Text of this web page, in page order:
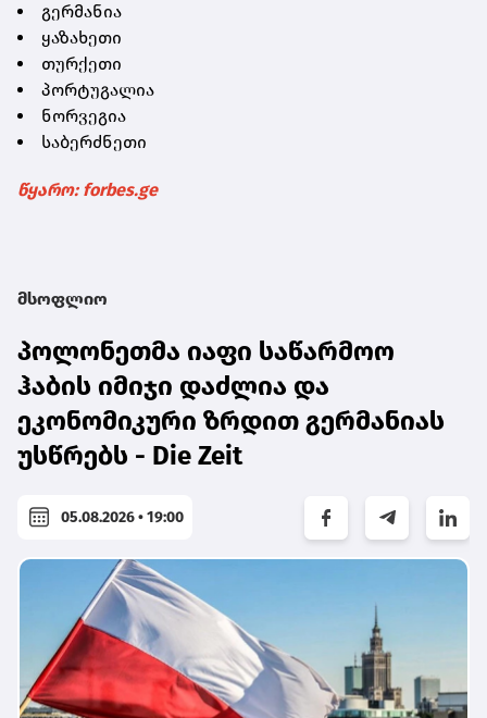
გერმანია
ყაზახეთი
თურქეთი
პორტუგალია
ნორვეგია
საბერძნეთი
წყარო: forbes.ge
მსოფლიო
პოლონეთმა იაფი საწარმოო
ჰაბის იმიჯი დაძლია და
ეკონომიკური ზრდით გერმანიას
უსწრებს - Die Zeit
05.08.2026 • 19:00